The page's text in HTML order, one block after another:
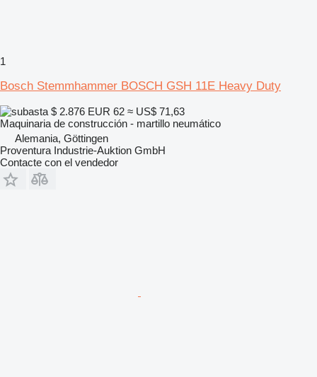
1
Bosch Stemmhammer BOSCH GSH 11E Heavy Duty
$ 2.876 EUR 62 ≈ US$ 71,63
Maquinaria de construcción - martillo neumático
Alemania, Göttingen
Proventura Industrie-Auktion GmbH
Contacte con el vendedor